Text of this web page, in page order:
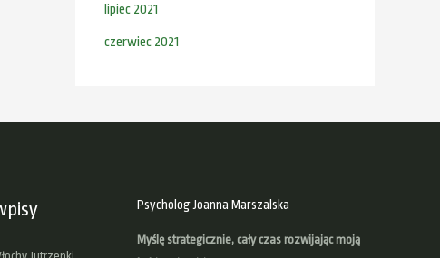
lipiec 2021
czerwiec 2021
Psycholog Joanna Marszalska
Myślę strategicznie, cały czas rozwijając moją